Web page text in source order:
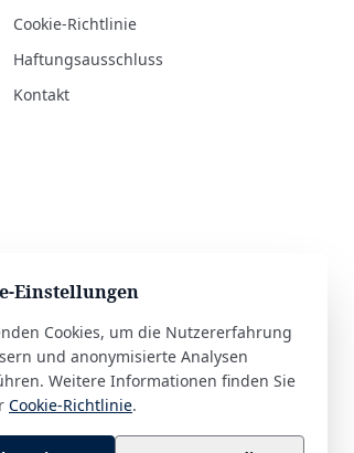
Cookie-Richtlinie
Haftungsausschluss
Kontakt
Einstellungen
Cookies, um die Nutzererfahrung
und anonymisierte Analysen
Weitere Informationen finden Sie
Cookie-Richtlinie.